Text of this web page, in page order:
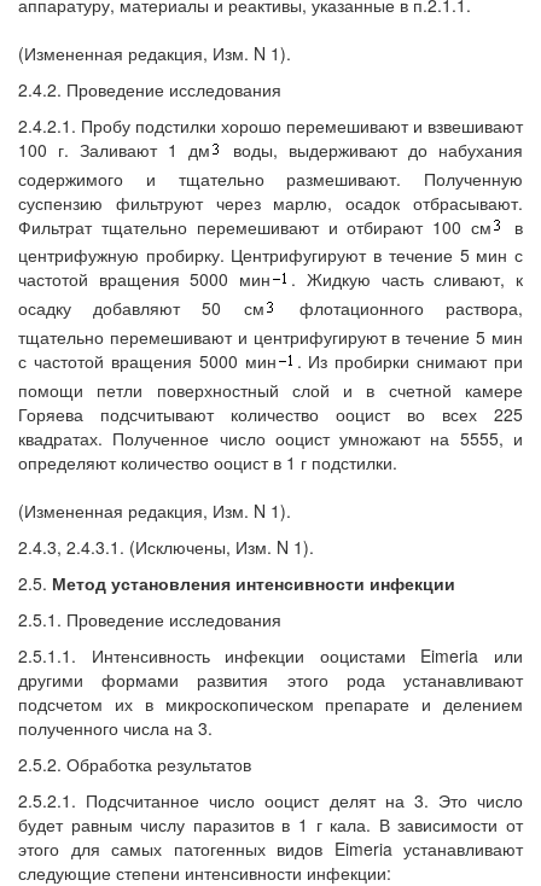
(Измененная редакция, Изм. N 1).
2.4.2. Проведение исследования
2.4.2.1. Пробу подстилки хорошо перемешивают и взвешивают
100 г. Заливают 1 дм
воды, выдерживают до набухания
содержимого и тщательно размешивают. Полученную
суспензию фильтруют через марлю, осадок отбрасывают.
Фильтрат тщательно перемешивают и отбирают 100 см
в
центрифужную пробирку. Центрифугируют в течение 5 мин с
частотой вращения 5000 мин
. Жидкую часть сливают, к
осадку добавляют 50 см
флотационного раствора,
тщательно перемешивают и центрифугируют в течение 5 мин
с частотой вращения 5000 мин
. Из пробирки снимают при
помощи петли поверхностный слой и в счетной камере
Горяева подсчитывают количество ооцист во всех 225
квадратах. Полученное число ооцист умножают на 5555, и
определяют количество ооцист в 1 г подстилки.
(Измененная редакция, Изм. N 1).
2.4.3, 2.4.3.1. (Исключены, Изм. N 1).
2.5. Метод установления интенсивности инфекции
2.5.1. Проведение исследования
2.5.1.1. Интенсивность инфекции ооцистами Eimeria или
другими формами развития этого рода устанавливают
подсчетом их в микроскопическом препарате и делением
полученного числа на 3.
2.5.2. Обработка результатов
2.5.2.1. Подсчитанное число ооцист делят на 3. Это число
будет равным числу паразитов в 1 г кала. В зависимости от
этого для самых патогенных видов Eimeria устанавливают
следующие степени интенсивности инфекции: